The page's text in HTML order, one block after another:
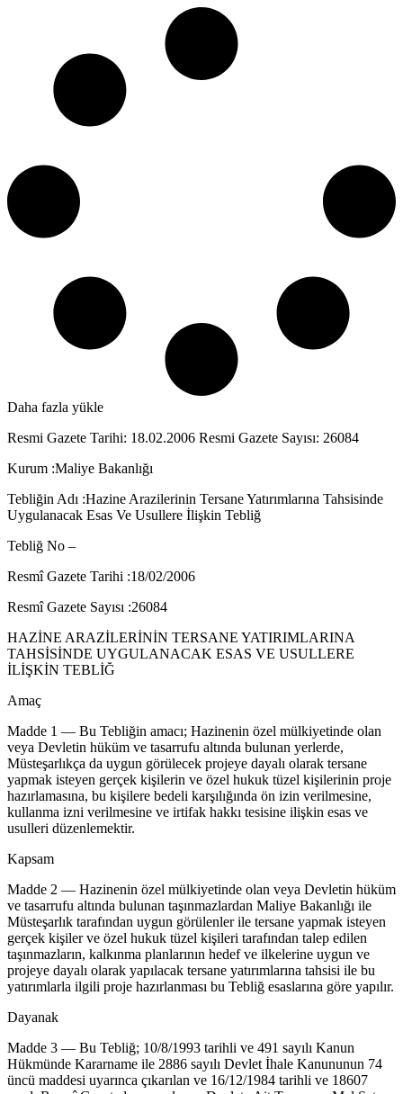
Daha fazla yükle
Resmi Gazete Tarihi: 18.02.2006 Resmi Gazete Sayısı: 26084
Kurum :Maliye Bakanlığı
Tebliğin Adı :Hazine Arazilerinin Tersane Yatırımlarına Tahsisinde
Uygulanacak Esas Ve Usullere İlişkin Tebliğ
Tebliğ No –
Resmî Gazete Tarihi :18/02/2006
Resmî Gazete Sayısı :26084
HAZİNE ARAZİLERİNİN TERSANE YATIRIMLARINA
TAHSİSİNDE UYGULANACAK ESAS VE USULLERE
İLİŞKİN TEBLİĞ
Amaç
Madde 1 — Bu Tebliğin amacı; Hazinenin özel mülkiyetinde olan
veya Devletin hüküm ve tasarrufu altında bulunan yerlerde,
Müsteşarlıkça da uygun görülecek projeye dayalı olarak tersane
yapmak isteyen gerçek kişilerin ve özel hukuk tüzel kişilerinin proje
hazırlamasına, bu kişilere bedeli karşılığında ön izin verilmesine,
kullanma izni verilmesine ve irtifak hakkı tesisine ilişkin esas ve
usulleri düzenlemektir.
Kapsam
Madde 2 — Hazinenin özel mülkiyetinde olan veya Devletin hüküm
ve tasarrufu altında bulunan taşınmazlardan Maliye Bakanlığı ile
Müsteşarlık tarafından uygun görülenler ile tersane yapmak isteyen
gerçek kişiler ve özel hukuk tüzel kişileri tarafından talep edilen
taşınmazların, kalkınma planlarının hedef ve ilkelerine uygun ve
projeye dayalı olarak yapılacak tersane yatırımlarına tahsisi ile bu
yatırımlarla ilgili proje hazırlanması bu Tebliğ esaslarına göre yapılır.
Dayanak
Madde 3 — Bu Tebliğ; 10/8/1993 tarihli ve 491 sayılı Kanun
Hükmünde Kararname ile 2886 sayılı Devlet İhale Kanununun 74
üncü maddesi uyarınca çıkarılan ve 16/12/1984 tarihli ve 18607